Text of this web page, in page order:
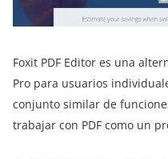
Foxit PDF Editor es una
Pro para usuarios
conjunto similar de
trabajar con PDF como un